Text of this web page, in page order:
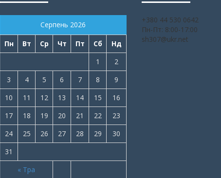
Серпень 2026
Пн Вт Ср Чт Пт Сб Нд
« Тра
1
2
3
4 5 6 7 8
9
10
11 12 13 14 15
16
17
18 19 20 21 22
23
24
25 26 27 28 29
30
31
+380 44 530 0642
Пн-Пт: 8:00-17:00
sh307@ukr.net